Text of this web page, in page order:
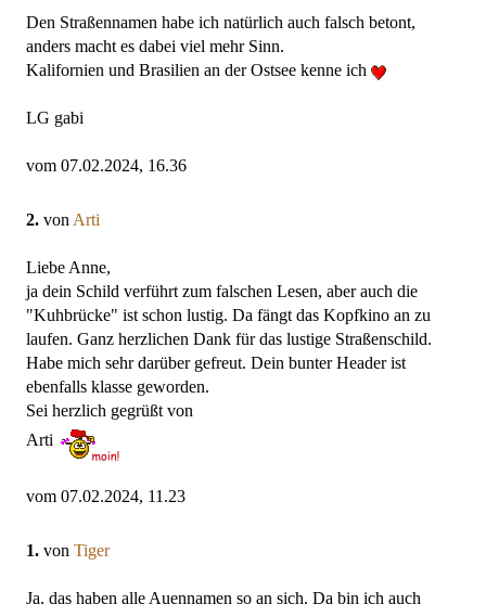
Den Straßennamen habe ich natürlich auch falsch betont,
anders macht es dabei viel mehr Sinn.
Kalifornien und Brasilien an der Ostsee kenne ich
LG gabi
vom 07.02.2024, 16.36
2. vonArti
Liebe Anne,
ja dein Schild verführt zum falschen Lesen, aber auch die
"Kuhbrücke" ist schon lustig. Da fängt das Kopfkino an zu
laufen. Ganz herzlichen Dank für das lustige Straßenschild.
Habe mich sehr darüber gefreut. Dein bunter Header ist
ebenfalls klasse geworden.
Sei herzlich gegrüßt von
Arti
vom 07.02.2024, 11.23
1. von Tiger
Ja, das haben alle Auennamen so an sich. Da bin ich auch